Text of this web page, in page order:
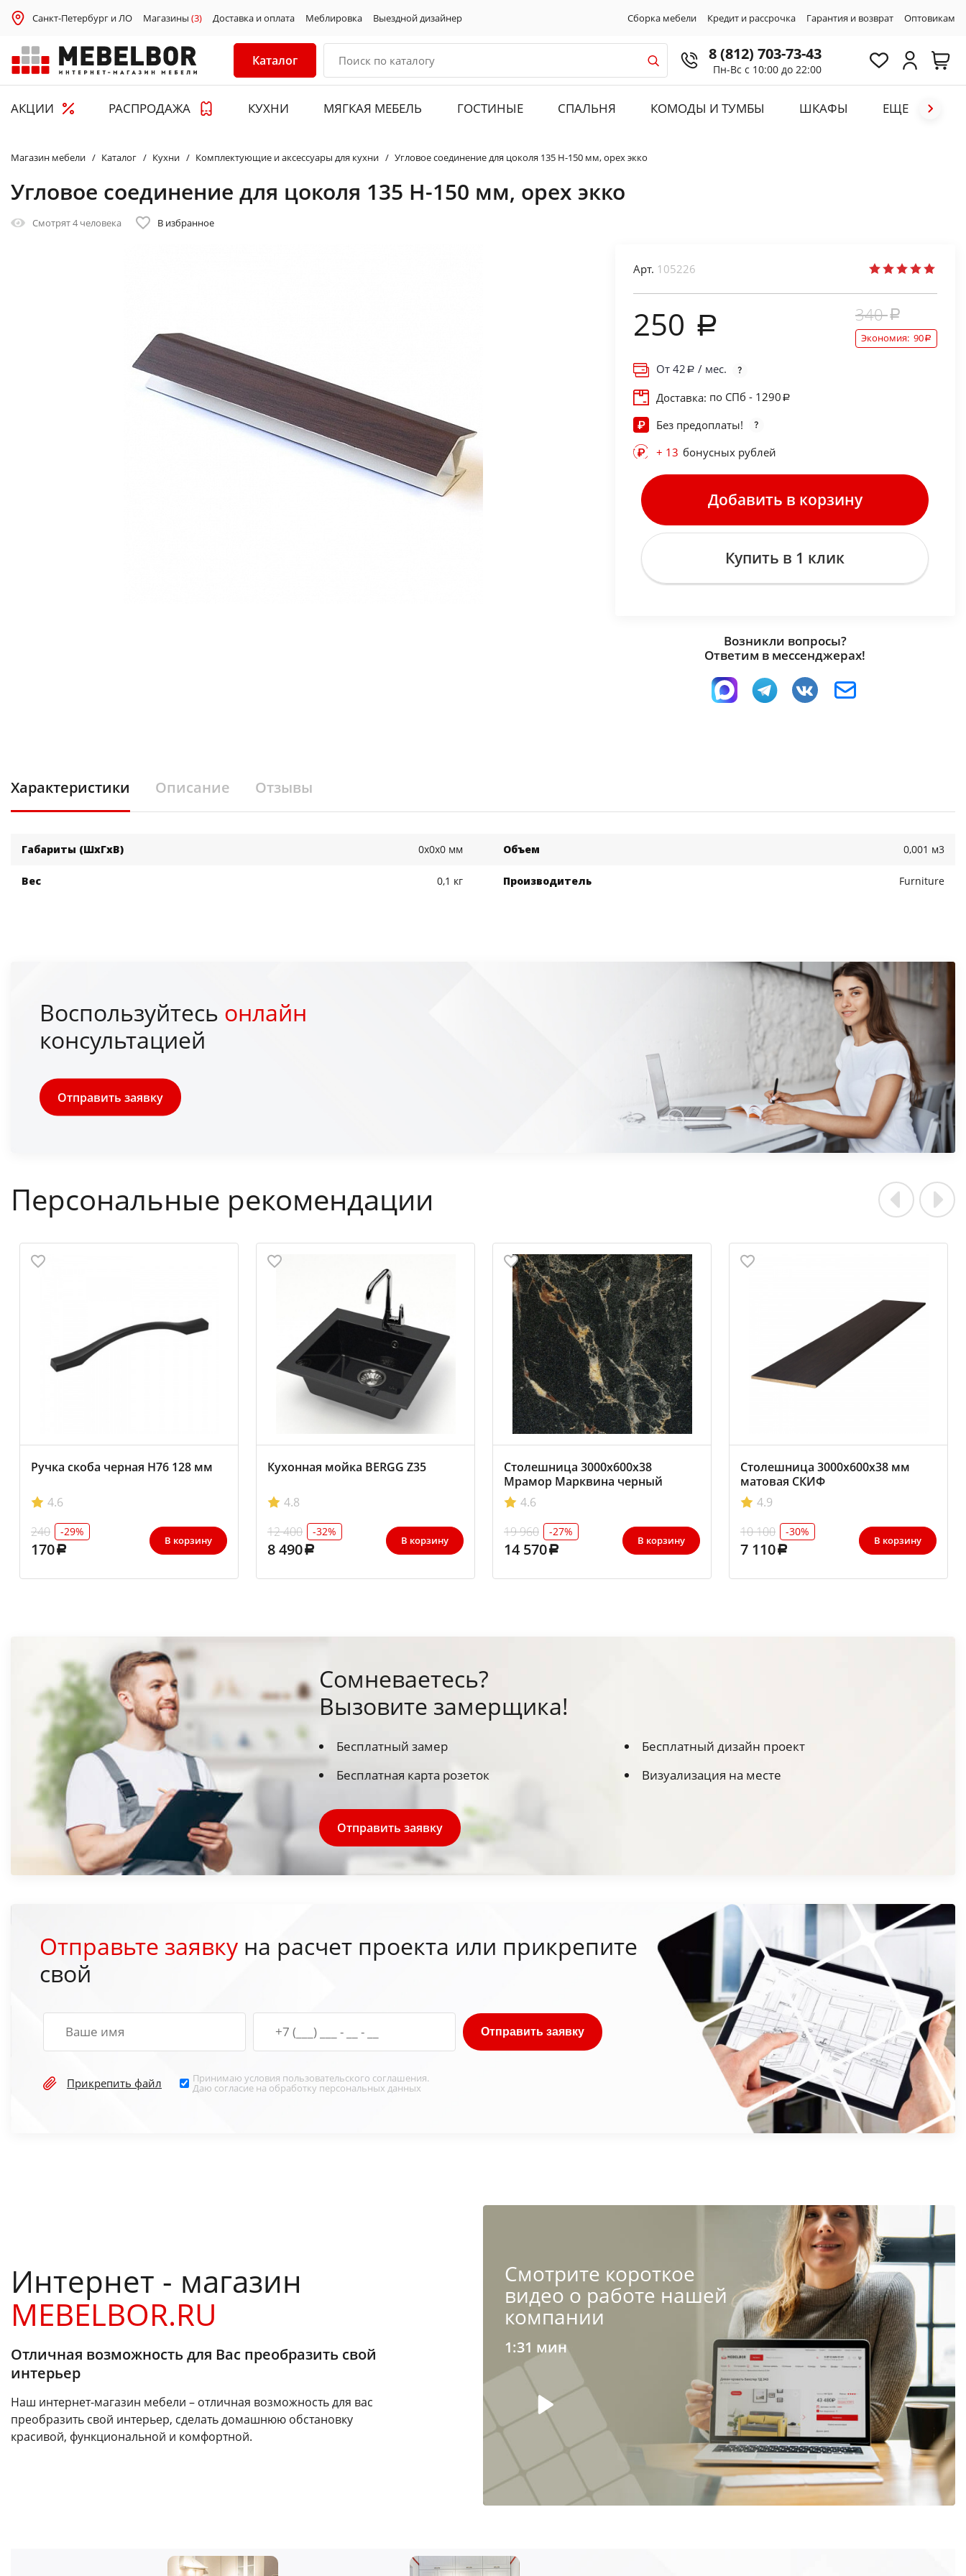
Санкт-Петербург и ЛО Магазины (3) Доставка и оплата Меблировка Выездной дизайнер Сборка мебели Кредит и рассрочка Гарантия и возврат Оптовикам
Каталог 8 (812) 703-73-43
Пн-Вс с 10:00 до 22:00
АКЦИИ РАСПРОДАЖА КУХНИ МЯГКАЯ МЕБЕЛЬ ГОСТИНЫЕ СПАЛЬНЯ КОМОДЫ И ТУМБЫ ШКАФЫ ЕЩЕ
Магазин мебели Каталог Кухни Комплектующие и аксессуары для кухни Угловое соединение для цоколя 135 H-150 мм, орех экко
Угловое соединение для цоколя 135 H-150 мм, орех экко
Смотрят4 человека В избранное
Арт. 105226
250 340
Экономия: 90
От 42
/ мес.
Доставка: по СПб - 1290
Без предоплаты!
+ 13 бонусных рублей
Добавить в корзину
Купить в 1 клик
Возникли вопросы?
Ответим в мессенджерах!
Характеристики Описание Отзывы
Габариты (ШхГхВ) 0x0x0 мм Объем 0,001 м3
Вес 0,1 кг Производитель Furniture
Воспользуйтесь онлайн
консультацией
Отправить заявку
Персональные рекомендации
Ручка скоба черная Н76 128 мм
4.6
240
-29%
170 В корзину
Кухонная мойка BERGG Z35
4.8
12 400
-32%
8 490 В корзину
Столешница 3000х600х38
Мрамор Марквина черный
3029/S, АМК-Троя
4.6
19 960
-27%
14 570 В корзину
Столешница 3000х600х38 мм
матовая СКИФ
4.9
10 100
-30%
7 110 В корзину
Сомневаетесь?
Вызовите замерщика!
Бесплатный замер
Бесплатный дизайн проект
Бесплатная карта розеток
Визуализация на месте
Отправить заявку
Отправьте заявку на расчет проекта или прикрепите
свой
Отправить заявку
Прикрепить файл Принимаю условия пользовательского соглашения.
Даю согласие на обработку персональных данных
Интернет - магазин
MEBELBOR.RU
Отличная возможность для Вас преобразить свой
интерьер
Наш интернет-магазин мебели – отличная возможность для вас
преобразить свой интерьер, сделать домашнюю обстановку
красивой, функциональной и комфортной.
Cмотрите короткое
видео о работе нашей
компании
1:31 мин